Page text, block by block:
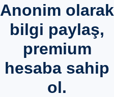
Anonim olarak
bilgi paylaş,
premium
hesaba sahip
ol.